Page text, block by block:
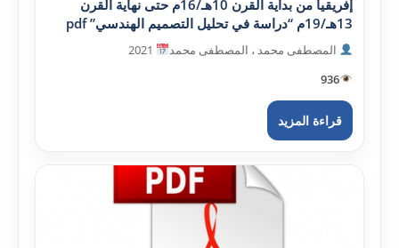
إفريقيا من بداية القرن 10هـ/16م حتى نهاية القرن
13هـ/19م “دراسة في تحليل التصميم الهندسي” pdf
المصطفى محمد ، المصطفى محمد
936
قراءة المزيد